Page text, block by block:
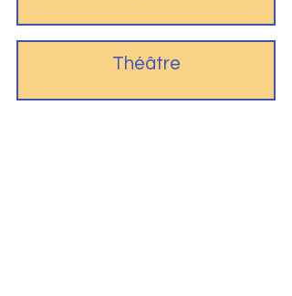
Théâtre